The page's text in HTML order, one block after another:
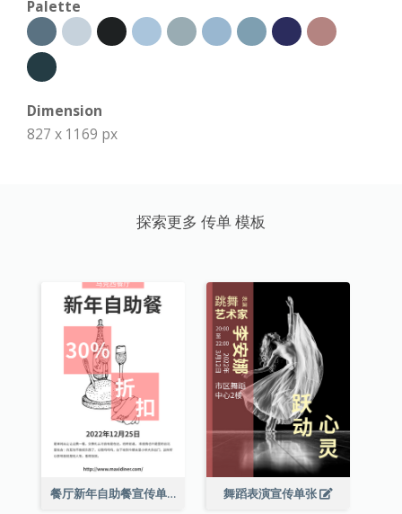
Palette
Dimension
827 x 1169 px
探索更多 传单 模板
餐厅新年自助餐宣传单张 舞蹈表演宣传单张